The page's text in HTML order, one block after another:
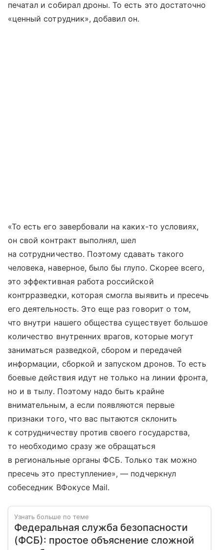
печатал и собирал дроны. То есть это достаточно
«ценный сотрудник», добавил он.
«То есть его завербовали на каких-то условиях,
он свой контракт выполнял, шел
на сотрудничество. Поэтому сдавать такого
человека, наверное, было бы глупо. Скорее всего,
это эффективная работа российской
контрразведки, которая смогла выявить и пресечь
его деятельность. Это еще раз говорит о том,
что внутри нашего общества существует большое
количество внутренних врагов, которые могут
заниматься разведкой, сбором и передачей
информации, сборкой и запуском дронов. То есть
боевые действия идут не только на линии фронта,
но и в тылу. Поэтому надо быть крайне
внимательным, а если появляются первые
признаки того, что вас пытаются склонить
к сотрудничеству против своего государства,
то необходимо сразу же обращаться
в региональные органы ФСБ. Только так можно
пресечь это преступление», — подчеркнул
собеседник ВФокусе Mail.
Узнать больше по теме
Федеральная служба безопасности
(ФСБ): простое объяснение сложной